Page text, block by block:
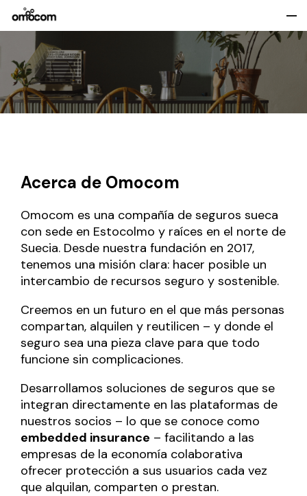
Acerca de Omocom
Omocom es una compañía de seguros sueca
con sede en Estocolmo y raíces en el norte de
Suecia. Desde nuestra fundación en 2017,
tenemos una misión clara: hacer posible un
intercambio de recursos seguro y sostenible.
Creemos en un futuro en el que más personas
compartan, alquilen y reutilicen – y donde el
seguro sea una pieza clave para que todo
funcione sin complicaciones.
Desarrollamos soluciones de seguros que se
integran directamente en las plataformas de
nuestros socios – lo que se conoce como
embedded insurance – facilitando a las
empresas de la economía colaborativa
ofrecer protección a sus usuarios cada vez
que alquilan, comparten o prestan.